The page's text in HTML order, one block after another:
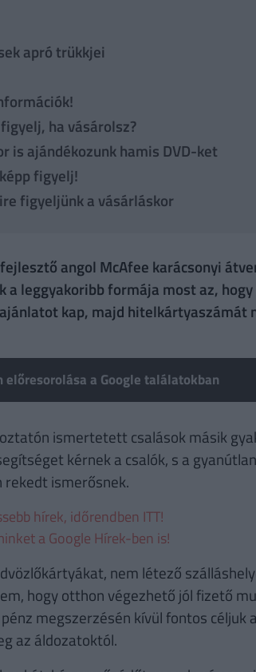
apró trükkjei
ha vásárolsz?
is ajándékozunk hamis DVD-ket
figyelj!
figyeljünk a vásárláskor
angol McAfee karácsonyi
leggyakoribb formája most az,
kap, majd hitelkártyaszámát
előresorolása a Google találatokban
ismertetett csalások másik
kérnek a csalók, s a
ismerősnek.
hírek, időrendben ITT!
a Google Hírek-ben is!
nem létező
hogy otthon végezhető jól fizető
megszerzésén kívül fontos céljuk
az áldozatoktól.